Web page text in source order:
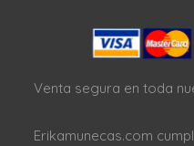
Venta segura en toda
Erikamunecas.com